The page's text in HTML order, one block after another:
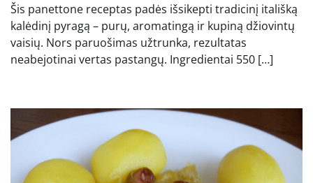
Šis panettone receptas padės išsikepti tradicinį itališką
kalėdinį pyragą – purų, aromatingą ir kupiną džiovintų
vaisių. Nors paruošimas užtrunka, rezultatas
neabejotinai vertas pastangų. Ingredientai 550 […]